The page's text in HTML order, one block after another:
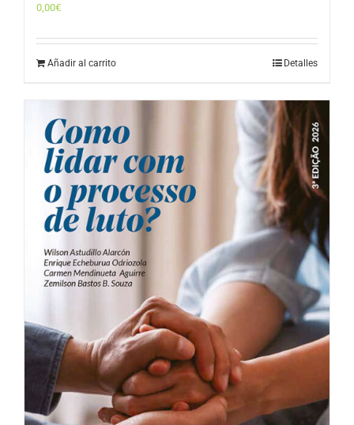
0,00€
Añadir al carrito Detalles